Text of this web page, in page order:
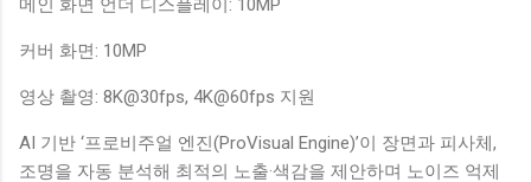
메인 화면 언더 디스플레이: 10MP
커버 화면: 10MP
영상 촬영: 8K@30fps, 4K@60fps 지원
AI 기반 ‘프로비주얼 엔진(ProVisual Engine)’이 장면과 피사체,
조명을 자동 분석해 최적의 노출·색감을 제안하며 노이즈 억제